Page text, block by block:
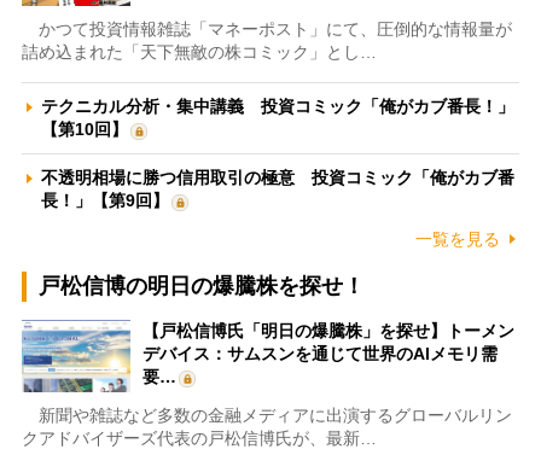
かつて投資情報雑誌「マネーポスト」にて、圧倒的な情報量が
詰め込まれた「天下無敵の株コミック」とし…
テクニカル分析・集中講義 投資コミック「俺がカブ番長！」
【第10回】
不透明相場に勝つ信用取引の極意 投資コミック「俺がカブ番
長！」【第9回】
一覧を見る
戸松信博の明日の爆騰株を探せ！
【戸松信博氏「明日の爆騰株」を探せ】トーメン
デバイス：サムスンを通じて世界のAIメモリ需
要…
新聞や雑誌など多数の金融メディアに出演するグローバルリン
クアドバイザーズ代表の戸松信博氏が、最新…